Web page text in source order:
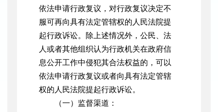
依法申请行政复议，对行政复议决定不
服可再向具有法定管辖权的人民法院提
起行政诉讼。除上述情况外，公民、法
人或者其他组织认为行政机关在政府信
息公开工作中侵犯其合法权益的，可以
依法申请行政复议或者向具有法定管辖
权的人民法院提起行政诉讼。
（一）监督渠道：